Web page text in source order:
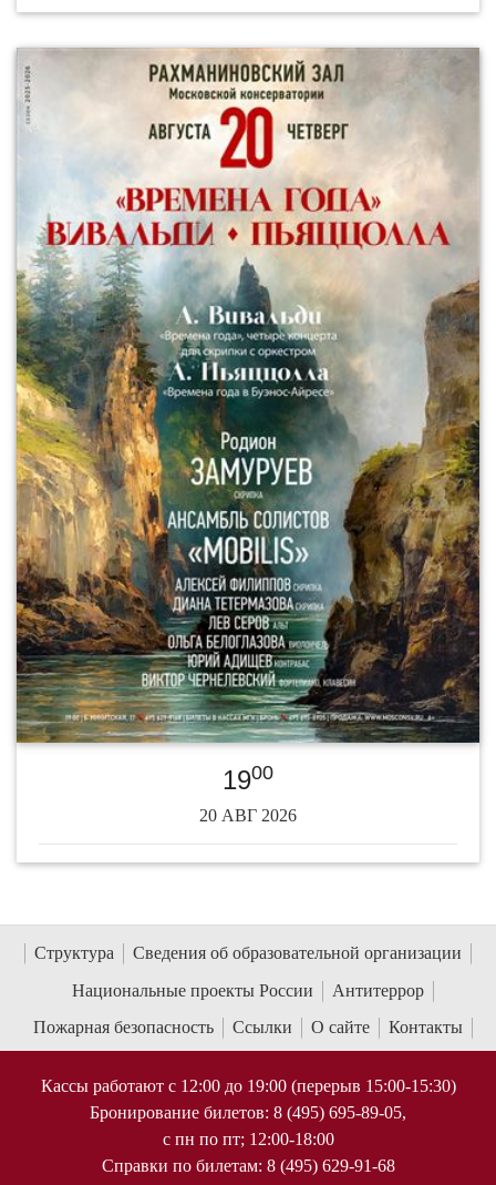
1900
20 АВГ 2026
Структура
Сведения об образовательной организации
Национальные проекты России
Антитеррор
Пожарная безопасность
Ссылки О сайте Контакты
Кассы работают с 12:00 до 19:00 (перерыв 15:00-15:30)
Бронирование билетов: 8 (495) 695-89-05,
с пн по пт; 12:00-18:00
Справки по билетам: 8 (495) 629-91-68